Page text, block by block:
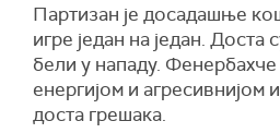
Партизан је досадашње
игре један на један. Доста
бели у нападу. Фенербахче
енергијом и агресивнијом
доста грешака.